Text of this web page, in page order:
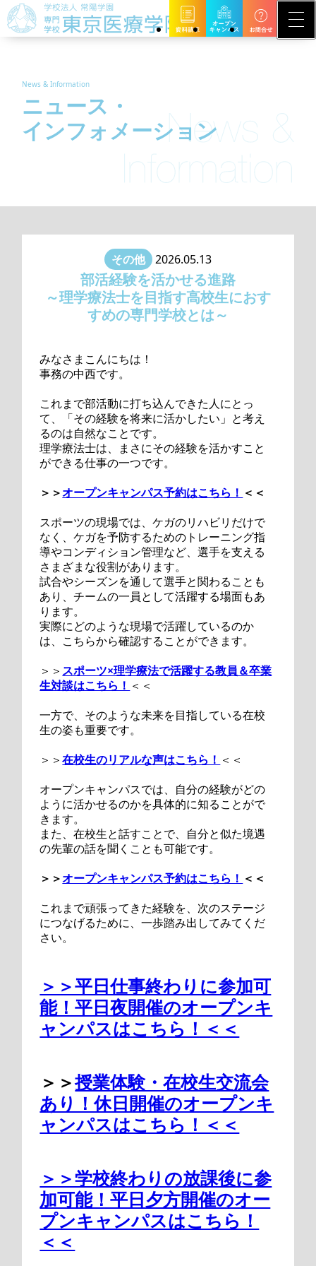
News & Information
ニュース・
インフォメーション
その他 2026.05.13
部活経験を活かせる進路
～理学療法士を目指す高校生におす
すめの専門学校とは～
みなさまこんにちは！
事務の中西です。
これまで部活動に打ち込んできた人にとっ
て、「その経験を将来に活かしたい」と考え
るのは自然なことです。
理学療法士は、まさにその経験を活かすこと
ができる仕事の一つです。
＞＞オープンキャンパス予約はこちら！ ＜＜
スポーツの現場では、ケガのリハビリだけで
なく、ケガを予防するためのトレーニング指
導やコンディション管理など、選手を支える
さまざまな役割があります。
試合やシーズンを通して選手と関わることも
あり、チームの一員として活躍する場面もあ
ります。
実際にどのような現場で活躍しているのか
は、こちらから確認することができます。
＞＞ スポーツ×理学療法で活躍する教員＆卒業
生対談はこちら！ ＜＜
一方で、そのような未来を目指している在校
生の姿も重要です。
＞＞在校生のリアルな声はこちら！ ＜＜
オープンキャンパスでは、自分の経験がどの
ように活かせるのかを具体的に知ることがで
きます。
また、在校生と話すことで、自分と似た境遇
の先輩の話を聞くことも可能です。
＞＞オープンキャンパス予約はこちら！ ＜＜
これまで頑張ってきた経験を、次のステージ
につなげるために、一歩踏み出してみてくだ
さい。
＞＞平日仕事終わりに参加可
能！平日夜開催のオープンキ
ャンパスはこちら！＜＜
＞＞授業体験・在校生交流会
あり！休日開催のオープンキ
ャンパスはこちら！＜＜
＞＞学校終わりの放課後に参
加可能！平日夕方開催のオー
プンキャンパスはこちら！
＜＜